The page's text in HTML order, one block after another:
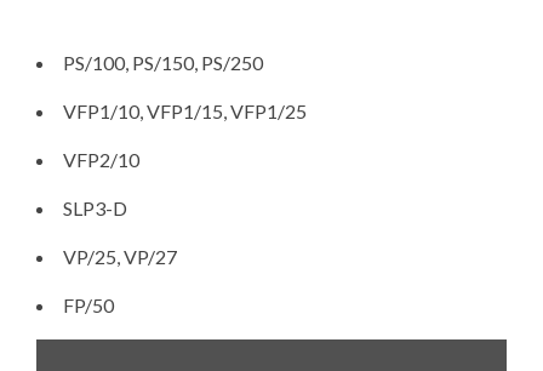
PS/100 PS/150 PS/250
VFP1/10 VFP1/15 VFP1/25
VFP2/10
SLP3-D
VP/25 VP/27
FP/50